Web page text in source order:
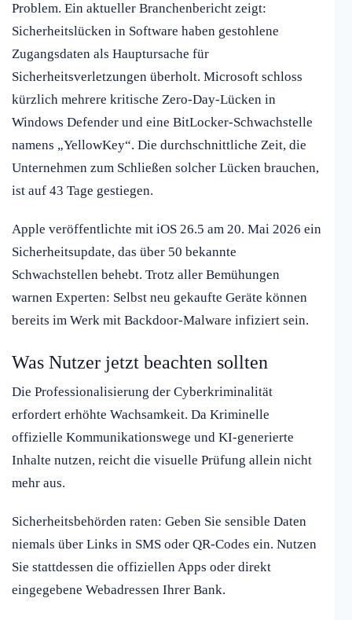
Problem. Ein aktueller Branchenbericht zeigt:
Sicherheitslücken in Software haben gestohlene
Zugangsdaten als Hauptursache für
Sicherheitsverletzungen überholt. Microsoft schloss
kürzlich mehrere kritische Zero-Day-Lücken in
Windows Defender und eine BitLocker-Schwachstelle
namens „YellowKey“. Die durchschnittliche Zeit, die
Unternehmen zum Schließen solcher Lücken brauchen,
ist auf 43 Tage gestiegen.
Apple veröffentlichte mit iOS 26.5 am 20. Mai 2026 ein
Sicherheitsupdate, das über 50 bekannte
Schwachstellen behebt. Trotz aller Bemühungen
warnen Experten: Selbst neu gekaufte Geräte können
bereits im Werk mit Backdoor-Malware infiziert sein.
Was Nutzer jetzt beachten sollten
Die Professionalisierung der Cyberkriminalität
erfordert erhöhte Wachsamkeit. Da Kriminelle
offizielle Kommunikationswege und KI-generierte
Inhalte nutzen, reicht die visuelle Prüfung allein nicht
mehr aus.
Sicherheitsbehörden raten: Geben Sie sensible Daten
niemals über Links in SMS oder QR-Codes ein. Nutzen
Sie stattdessen die offiziellen Apps oder direkt
eingegebene Webadressen Ihrer Bank.